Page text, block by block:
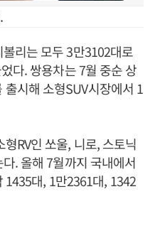
리는 모두 3만3102대로
다. 쌍용차는 7월 중순 상
시해 소형SUV시장에서 1
RV인 쏘울, 니로, 스토닉
. 올해 7월까지 국내에서
1435대, 1만2361대, 1342